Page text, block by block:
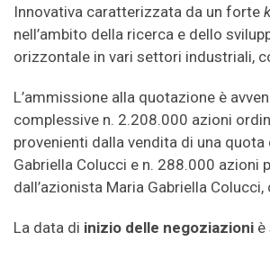
Innovativa caratterizzata da un forte
nell’ambito della ricerca e dello
orizzontale in vari settori industriali,
L’ammissione alla quotazione è
complessive n. 2.208.000 azioni
provenienti dalla vendita di una
Gabriella Colucci e n. 288.000 azioni
dall’azionista Maria Gabriella
La data di inizio delle negoziazioni è